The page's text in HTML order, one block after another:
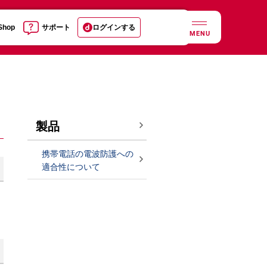
サポート ログインする
MENU
製品
携帯電話の電波防護への
適合性について